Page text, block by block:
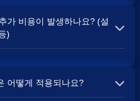
인터넷을 TV와 결합하여 가입
품권 혜택이 더 크게 지급되는 경향
가 비용이 발생하나요? (설
)
다. 다만, 인터넷 상품 및 프로모션
어떻게 적용되나요?